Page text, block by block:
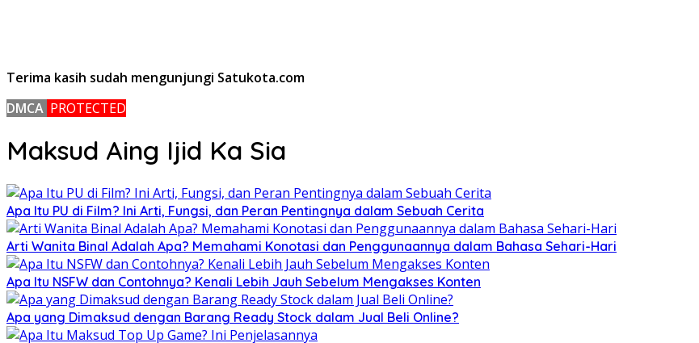
Terima kasih sudah mengunjungi Satukota.com
DMCA PROTECTED
Maksud Aing Ijid Ka Sia
Apa Itu PU di Film? Ini Arti, Fungsi, dan Peran Pentingnya dalam Sebuah Cerita
Arti Wanita Binal Adalah Apa? Memahami Konotasi dan Penggunaannya dalam Bahasa Sehari-Hari
Apa Itu NSFW dan Contohnya? Kenali Lebih Jauh Sebelum Mengakses Konten
Apa yang Dimaksud dengan Barang Ready Stock dalam Jual Beli Online?